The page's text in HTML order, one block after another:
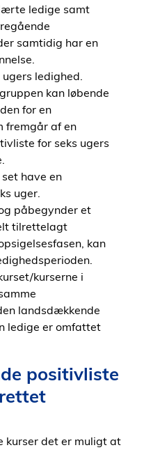
ledige samt
samtidig har en
ledighed.
kan løbende
for en
fremgår af en
for seks ugers
have en
uger.
påbegynder et
tilrettelagt
kan
kurserne i
landsdækkende
ledige er omfattet
positivliste
kurser det er muligt at